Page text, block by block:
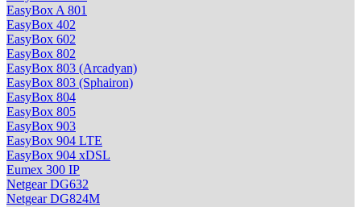
EasyBox A 801
EasyBox 402
EasyBox 602
EasyBox 802
EasyBox 803 (Arcadyan)
EasyBox 803 (Sphairon)
EasyBox 804
EasyBox 805
EasyBox 903
EasyBox 904 LTE
EasyBox 904 xDSL
Eumex 300 IP
Netgear DG632
Netgear DG824M